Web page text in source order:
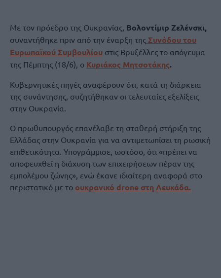
Με τον πρόεδρο της Ουκρανίας, Βολοντίμιρ Ζελένσκι,
συναντήθηκε πριν από την έναρξη της Συνόδου του
Ευρωπαϊκού Συμβουλίου στις Βρυξέλλες το απόγευμα
της Πέμπτης (18/6), ο Κυριάκος Μητσοτάκης.
Κυβερνητικές πηγές αναφέρουν ότι, κατά τη διάρκεια
της συνάντησης, συζητήθηκαν οι τελευταίες εξελίξεις
στην Ουκρανία.
Ο πρωθυπουργός επανέλαβε τη σταθερή στήριξη της
Ελλάδας στην Ουκρανία για να αντιμετωπίσει τη ρωσική
επιθετικότητα. Υπογράμμισε, ωστόσο, ότι «πρέπει να
αποφευχθεί η διάχυση των επιχειρήσεων πέραν της
εμπολέμου ζώνης», ενώ έκανε ιδιαίτερη αναφορά στο
περιστατικό με το ουκρανικό drone στη Λευκάδα.